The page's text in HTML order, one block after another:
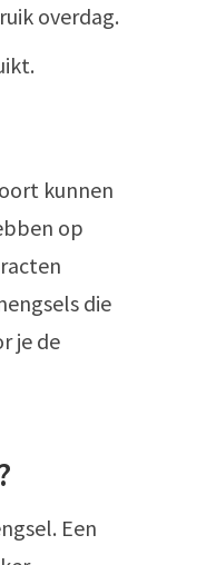
overdag.
kunnen
op
die
je de
Een